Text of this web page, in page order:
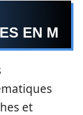
EN M
et